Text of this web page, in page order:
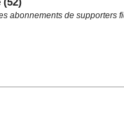
abonnements de supporters